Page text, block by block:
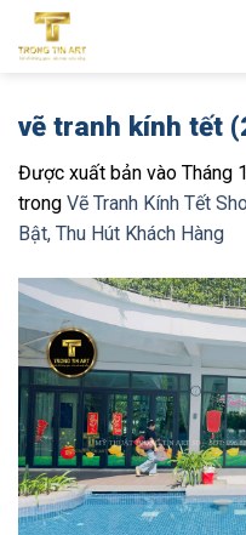
qua
vẽ tranh kính tết
Được xuất bản vào Tháng
trong Vẽ Tranh Kính Tết
Bật, Thu Hút Khách Hàng